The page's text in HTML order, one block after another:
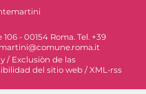
- 00154 Roma. Tel. +39
/ Exclusiòn de las
del sitio web /XML-rss